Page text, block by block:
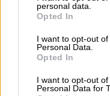
grant or deny consent
use your data for
consent section.
personal data.
Opted In
I want to opt-out
Personal Data.
Opted In
I want to opt-out
Personal Data for